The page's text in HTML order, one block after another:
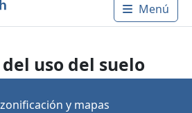
Main
Menú
uso del suelo
y mapas